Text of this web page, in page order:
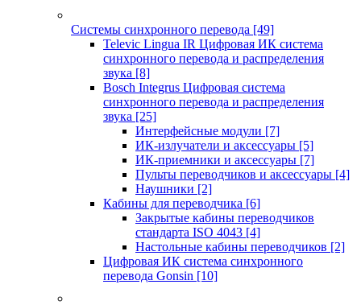
Системы синхронного перевода [49]
Televic Lingua IR Цифровая ИК система
синхронного перевода и распределения
звука [8]
Bosch Integrus Цифровая система
синхронного перевода и распределения
звука [25]
Интерфейсные модули [7]
ИК-излучатели и аксессуары [5]
ИК-приемники и аксессуары [7]
Пульты переводчиков и аксессуары [4]
Наушники [2]
Кабины для переводчика [6]
Закрытые кабины переводчиков
стандарта ISO 4043 [4]
Настольные кабины переводчиков [2]
Цифровая ИК система синхронного
перевода Gonsin [10]